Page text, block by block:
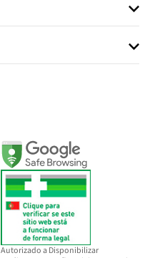
Autorizado a Disponibilizar